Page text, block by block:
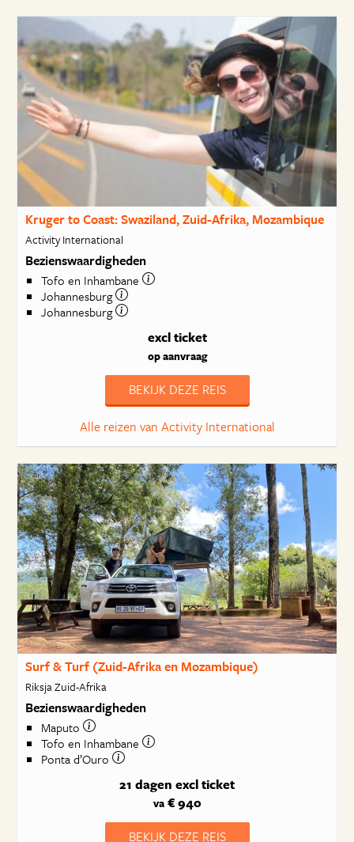
Kruger to Coast: Swaziland, Zuid-Afrika, Mozambique
Activity International
Bezienswaardigheden
Tofo en Inhambane
Johannesburg
Johannesburg
excl ticket
op aanvraag
BEKIJK DEZE REIS
Alle reizen van Activity International
Surf & Turf (Zuid-Afrika en Mozambique)
Riksja Zuid-Afrika
Bezienswaardigheden
Maputo
Tofo en Inhambane
Ponta d’Ouro
21 dagen excl ticket
va€ 940
BEKIJK DEZE REIS